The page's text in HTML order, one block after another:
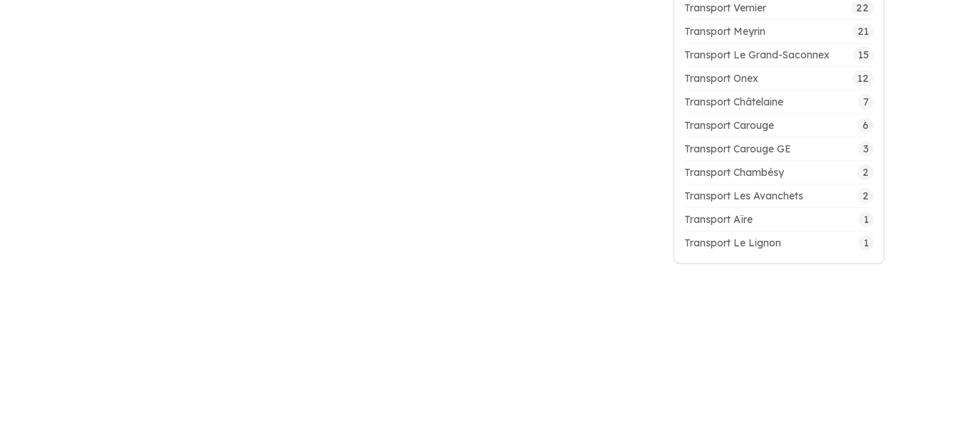
Transport Vernier 22
Transport Meyrin 21
Transport Le Grand-Saconnex 15
Transport Onex 12
Transport Châtelaine 7
Transport Carouge 6
Transport Carouge GE 3
Transport Chambésy 2
Transport Les Avanchets 2
Transport Aïre 1
Transport Le Lignon 1